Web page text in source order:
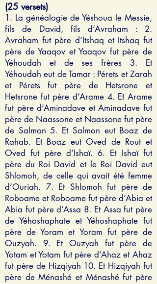
(25 versets)
1. La généalogie de Yéshoua le Messie,
fils de David, fils d’Avraham : 2.
Avraham fut père d’Itshaq et Itshaq fut
père de Yaaqov et Yaaqov fut père de
Yéhoudah et de ses frères 3. Et
Yéhoudah eut de Tamar : Pérets et Zarah
et Pérets fut père de Hetsrone et
Hetsrone fut père d’Arame 4. Et Arame
fut père d’Aminadave et Aminadave fut
père de Naassone et Naassone fut père
de Salmon 5. Et Salmon eut Boaz de
Rahab. Et Boaz eut Oved de Rout et
Oved fut père d’Ishaï. 6. Et Ishaï fut
père du Roi David et le Roi David eut
Shlomoh, de celle qui avait été femme
d’Ouriah. 7. Et Shlomoh fut père de
Roboame et Roboame fut père d’Abia et
Abia fut père d’Assa 8. Et Assa fut père
de Yéhoshaphate et Yéhoshaphate fut
père de Yoram et Yoram fut père de
Ouzyah. 9. Et Ouzyah fut père de
Yotam et Yotam fut père d’Ahaz et Ahaz
fut père de Hizqiyah 10. Et Hizqiyah fut
père de Ménashé et Ménashé fut père